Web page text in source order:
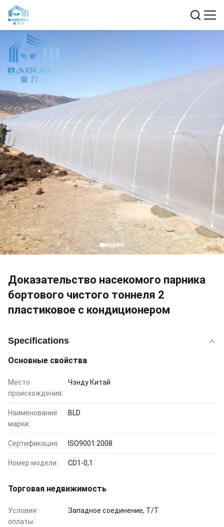
Доказательство насекомого парника
бортового чистого тоннеля 2
пластиковое с кондиционером
Specifications
Основные свойства
Место
происхождения:
Чэнду Китай
Наименование
марки:
BLD
Сертификация: ISO9001:2008
Номер модели: CD1-0,1
Торговая недвижимость
Условия
оплаты:
Западное соединение, T/T